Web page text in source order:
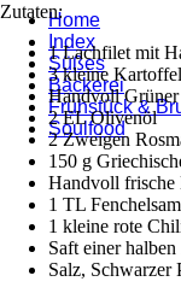
Home
Index
Süßes
Bäckerei
Frühstück &
Soulfood
Zutaten:
1 Lachfilet mit
3 kleine
Handvoll Grüner
2 EL Olivenöl
2 Zweigen
150 g
Handvoll frische
1 TL
1 kleine rote
Saft einer
Salz, Schwarzer